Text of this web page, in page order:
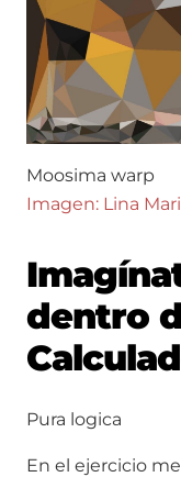
Moosima warp
Imagen: Lina
dentro
Pura logica
En el ejercicio